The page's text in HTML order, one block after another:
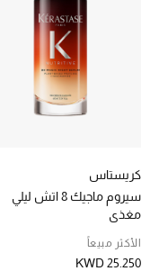
عرض جميع المنتجات
الموسم الجديد
ركن أناقة المنتجعات
كريستاس
سيروم ماجيك 8 اتش ليلي
مغذي
الأكثر مبيعاً
KWD 25.250